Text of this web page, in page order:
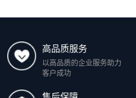
高品质服务
以高品质的企业服务助力
客户成功